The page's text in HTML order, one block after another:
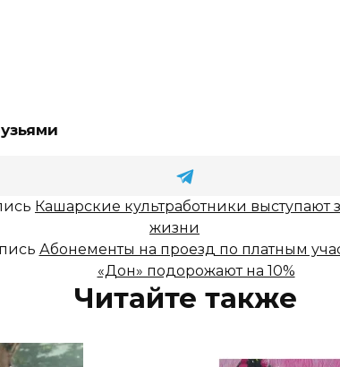
Кашарские культработники выступают
жизни
Абонементы на проезд по платным
«Дон» подорожают на 10%
Читайте также